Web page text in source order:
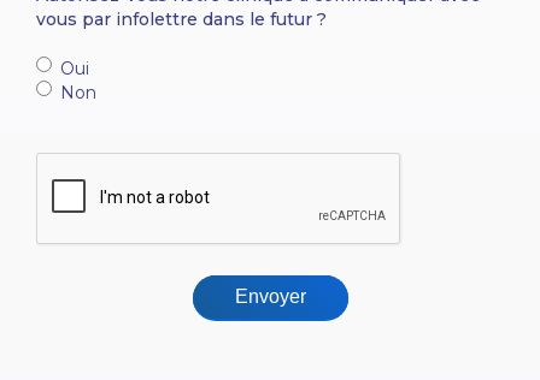
vous par infolettre dans le futur ?
Oui
Non